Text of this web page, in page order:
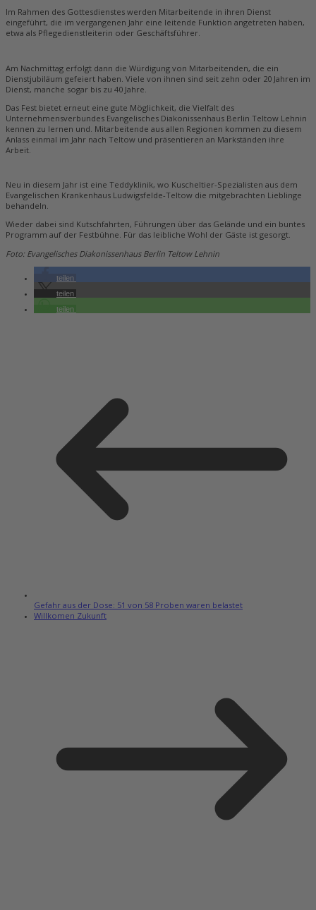
Im Rahmen des Gottesdienstes werden Mitarbeitende in ihren Dienst
eingeführt, die im vergangenen Jahr eine leitende Funktion angetreten haben,
etwa als Pflegedienstleiterin oder Geschäftsführer.
Am Nachmittag erfolgt dann die Würdigung von Mitarbeitenden, die ein
Dienstjubiläum gefeiert haben. Viele von ihnen sind seit zehn oder 20 Jahren im
Dienst, manche sogar bis zu 40 Jahre.
Das Fest bietet erneut eine gute Möglichkeit, die Vielfalt des
Unternehmensverbundes Evangelisches Diakonissenhaus Berlin Teltow Lehnin
kennen zu lernen und. Mitarbeitende aus allen Regionen kommen zu diesem
Anlass einmal im Jahr nach Teltow und präsentieren an Markständen ihre
Arbeit.
Neu in diesem Jahr ist eine Teddyklinik, wo Kuscheltier-Spezialisten aus dem
Evangelischen Krankenhaus Ludwigsfelde-Teltow die mitgebrachten Lieblinge
behandeln.
Wieder dabei sind Kutschfahrten, Führungen über das Gelände und ein buntes
Programm auf der Festbühne. Für das leibliche Wohl der Gäste ist gesorgt.
Foto: Evangelisches Diakonissenhaus Berlin Teltow Lehnin
teilen
teilen
teilen
Gefahr aus der Dose: 51 von 58 Proben waren belastet
Willkomen Zukunft